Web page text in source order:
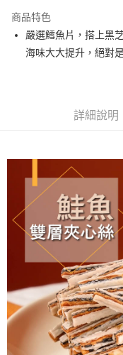
Apple Pay
街口支付
【關於「AFTEE先享後付」】
AFTEE先享後付是「在收
便利好安心！
１．簡單：不需註冊會員、
２．便利：只要手機號碼，
３．安心：先確認商品／服
【「AFTEE先享後付」結
１．於結帳方式選擇「
結帳頁面，進行簡訊認證
２．訂單成立數日內，您
３．收到繳費通知簡訊後
ATM／網路銀行／等多元
※ 請注意：結帳手續完成
購買商品的店家。未經商
ATM付款
運送方式
全家取貨付款
每筆NT$60，滿
付款後全家取貨
每筆NT$60，滿
7-11取貨付款
每筆NT$60，滿
商品特色
嚴選鱈魚片，搭上黑
海味大大提升，絕對
詳細說明